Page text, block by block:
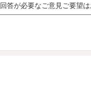
回答が必要なご意見ご要望